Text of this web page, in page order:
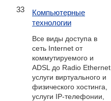
33
Компьютерные
технологии
Все виды доступа в
сеть Internet от
коммутируемого и
ADSL до Radio Ethernet,
услуги виртуального и
физического хостинга,
услуги IP-телефонии,